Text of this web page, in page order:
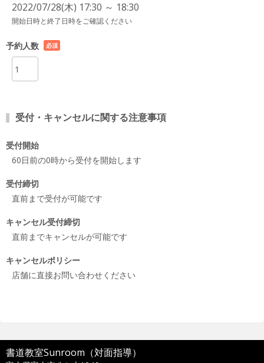
2022/07/28(木) 17:30 ～ 18:30
開始日時と終了日時をご確認ください
予約人数
必須
受付・キャンセルに関する注意事項
受付開始
60日前の0時から受付を開始します
受付締切
直前まで受付が可能です
キャンセル受付締切
直前までキャンセルが可能です
キャンセルポリシー
店舗に直接お問い合わせください
書道教室Sunroom（対面指導）